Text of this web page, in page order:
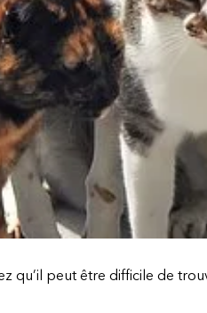
qu’il peut être difficile de